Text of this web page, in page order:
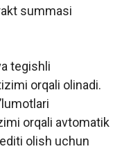
summasi
tegishli
orqali olinadi.
orqali avtomatik
olish uchun